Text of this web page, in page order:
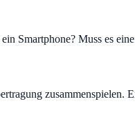
Smartphone? Muss es
zusammenspielen.